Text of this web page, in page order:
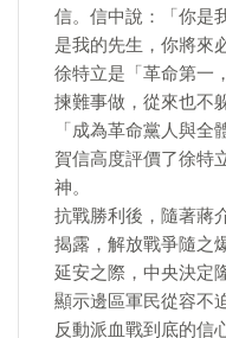
信。信中說：「你是
是我的先生，你將來
徐特立是「革命第一
揀難事做，從來也不
「成為革命黨人與
賀信高度評價了徐特
神。
抗戰勝利後，隨著蔣
揭露，解放戰爭隨之
延安之際，中央決定
顯示邊區軍民從容不
反動派血戰到底的信心